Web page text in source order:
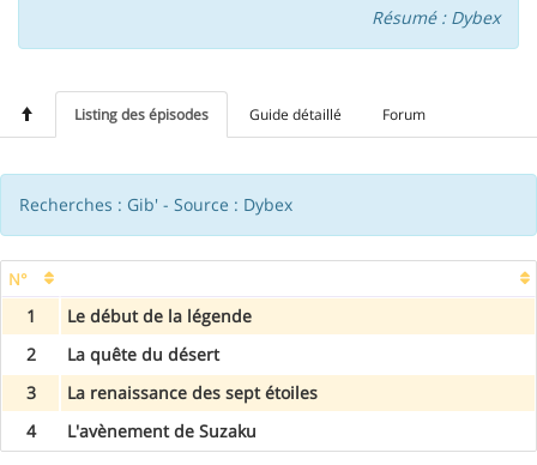
Résumé : Dybex
Listing des épisodes Guide détaillé Forum
Recherches : Gib' - Source : Dybex
N°
1
Le début de la légende
2
La quête du désert
3
La renaissance des sept étoiles
4
L'avènement de Suzaku